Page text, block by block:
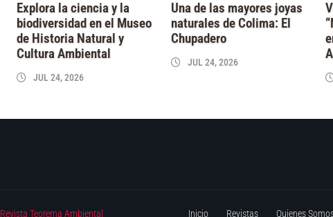
Explora la ciencia y la
biodiversidad en el Museo
de Historia Natural y
Cultura Ambiental
JUL 24, 2026
Una de las mayores joyas
naturales de Colima: El
Chupadero
JUL 24, 2026
Revista Teorema Ambiental Inicio Revistas Quienes